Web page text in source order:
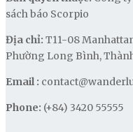
sách báo Scorpio
Địa chỉ: T11-08
Phường Long Bình,
Email :
Phone: (+84) 3420 55555